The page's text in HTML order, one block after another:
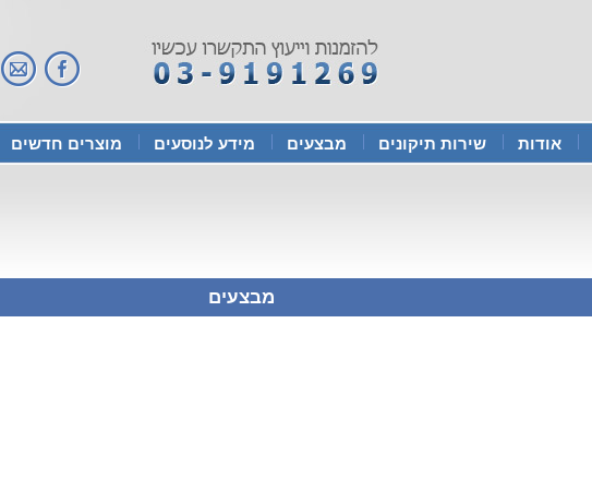
אודות שירות תיקונים מבצעים מידע לנוסעים מוצרים חדשים
מבצעים